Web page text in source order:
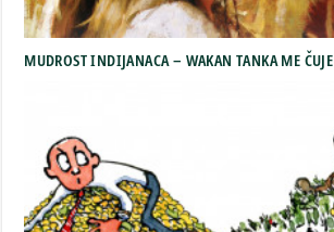
MUDROST INDIJANACA – WAKAN TANKA ME ČUJE